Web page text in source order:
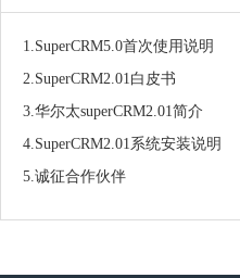
1.SuperCRM5.0首次使用说明
2.SuperCRM2.01白皮书
3.华尔太superCRM2.01简介
4.SuperCRM2.01系统安装说明
5.诚征合作伙伴